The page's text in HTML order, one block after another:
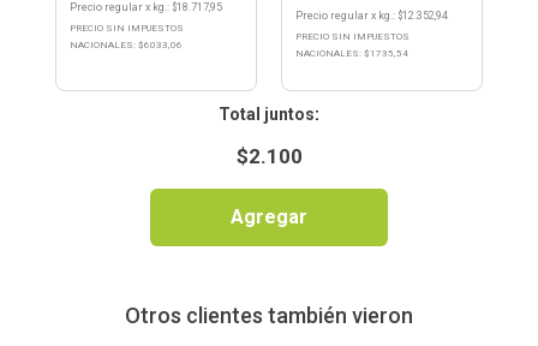
Precio regular x kg.: $18.717,95
PRECIO SIN IMPUESTOS
NACIONALES: $6033,06
Precio regular x kg.: $12.352,94
PRECIO SIN IMPUESTOS
NACIONALES: $ 1735,54
:
$2.100
Agregar
Otros clientes también vieron